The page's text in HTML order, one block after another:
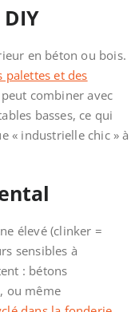
en béton ou bois.
palettes et des
combiner avec
basses, ce qui
« industrielle chic » à
élevé (clinker =
sensibles à
: bétons
ou même